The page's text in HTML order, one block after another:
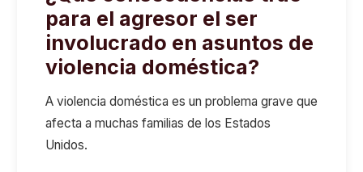
para el agresor el ser
involucrado en asuntos de
violencia doméstica?
A violencia doméstica es un problema grave que
afecta a muchas familias de los Estados
Unidos.